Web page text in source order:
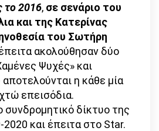
το 2016, σε σενάριο του
και της Κατερίνας
του Σωτήρη
ακολούθησαν δύο
Ψυχές» και
η κάθε μία
επεισόδια.
δίκτυο της
και έπειτα στο Star.